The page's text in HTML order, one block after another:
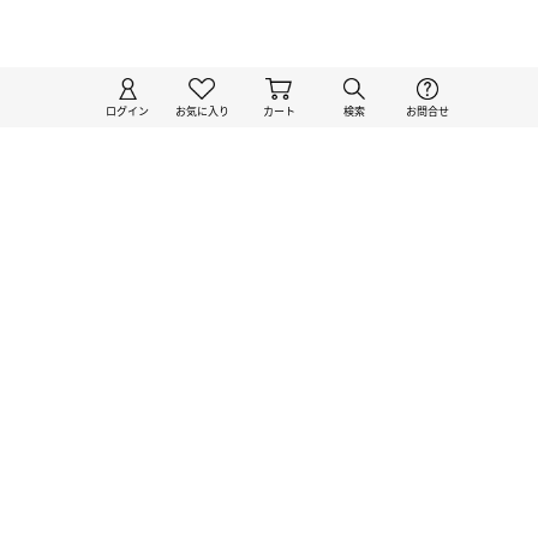
ログイン お気に入り カート 検索 お問合せ